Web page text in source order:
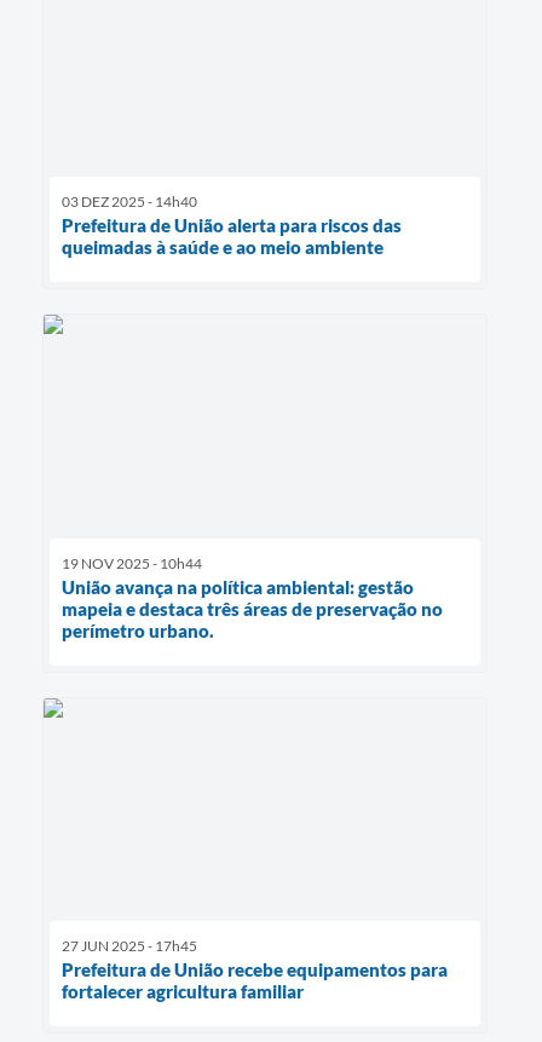
03 DEZ 2025 - 14h40
Prefeitura de União alerta para riscos das
queimadas à saúde e ao meio ambiente
19 NOV 2025 - 10h44
União avança na política ambiental: gestão
mapeia e destaca três áreas de preservação no
perímetro urbano.
27 JUN 2025 - 17h45
Prefeitura de União recebe equipamentos para
fortalecer agricultura familiar